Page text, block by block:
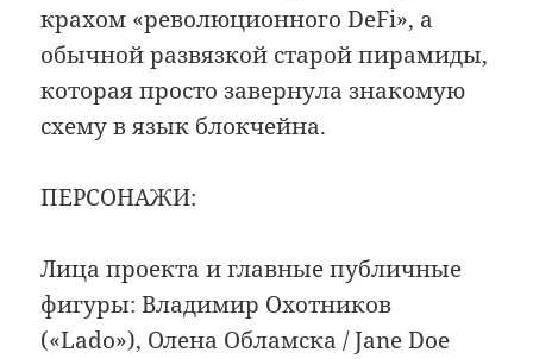
крахом «революционного DeFi», а
обычной развязкой старой пирамиды,
которая просто завернула знакомую
схему в язык блокчейна.
ПЕРСОНАЖИ:
Лица проекта и главные публичные
фигуры: Владимир Охотников
(«Lado»), Олена Обламска / Jane Doe